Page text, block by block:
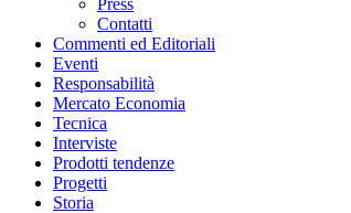
Press
Contatti
Commenti ed Editoriali
Eventi
Responsabilità
Mercato Economia
Tecnica
Interviste
Prodotti tendenze
Progetti
Storia